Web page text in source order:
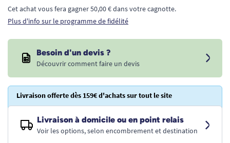
Cet achat vous fera gagner 50,00 € dans votre cagnotte.
Plus d'info sur le programme de fidélité
Besoin d'un devis ?
Découvrir comment faire un devis
Livraison offerte dès 159€ d'achats sur tout le site
Livraison à domicile ou en point relais
Voir les options, selon encombrement et destination